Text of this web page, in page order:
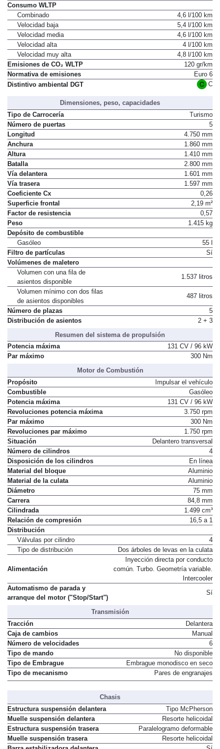
Consumo WLTP
Combinado
4,6 l/100 km
Velocidad baja
5,4 l/100 km
Velocidad media
4,6 l/100 km
Velocidad alta
4 l/100 km
Velocidad muy alta
4,8 l/100 km
Emisiones de CO₂ WLTP
120 gr/km
Normativa de emisiones
Euro 6
Distintivo ambiental DGT
C
Dimensiones, peso, capacidades
Tipo de Carrocería
Turismo
Número de puertas
5
Longitud
4.750 mm
Anchura
1.860 mm
Altura
1.410 mm
Batalla
2.800 mm
Vía delantera
1.601 mm
Vía trasera
1.597 mm
Coeficiente Cx
0,26
Superficie frontal
2,19 m²
Factor de resistencia
0,57
Peso
1.415 kg
Depósito de combustible
Gasóleo
55 l
Filtro de partículas
Sí
Volúmenes de maletero
Volumen con una fila de
asientos disponible
1.537 litros
Volumen mínimo con dos filas
de asientos disponibles
487 litros
Número de plazas
5
Distribución de asientos
2 + 3
Resumen del sistema de propulsión
Potencia máxima
131 CV / 96 kW
Par máximo
300 Nm
Motor de Combustión
Propósito
Impulsar el vehículo
Combustible
Gasóleo
Potencia máxima
131 CV / 96 kW
Revoluciones potencia máxima
3.750 rpm
Par máximo
300 Nm
Revoluciones par máximo
1.750 rpm
Situación
Delantero transversal
Número de cilindros
4
Disposición de los cilindros
En línea
Material del bloque
Aluminio
Material de la culata
Aluminio
Diámetro
75 mm
Carrera
84,8 mm
Cilindrada
1.499 cm³
Relación de compresión
16,5 a 1
Distribución
Válvulas por cilindro
4
Tipo de distribución
Dos árboles de levas en la culata
Alimentación
Inyección directa por conducto
común. Turbo. Geometría variable.
Intercooler
Automatismo de parada y
arranque del motor ("Stop/Start")
Sí
Transmisión
Tracción
Delantera
Caja de cambios
Manual
Número de velocidades
6
Tipo de mando
No disponible
Tipo de Embrague
Embrague monodisco en seco
Tipo de mecanismo
Pares de engranajes
Chasis
Estructura suspensión delantera
Tipo McPherson
Muelle suspensión delantera
Resorte helicoidal
Estructura suspensión trasera
Paralelogramo deformable
Muelle suspensión trasera
Resorte helicoidal